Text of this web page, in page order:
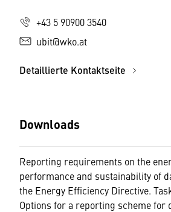
+43 5 90900 3540
ubit@wko.at
Detaillierte Kontaktseite
Downloads
Reporting requirements on the
performance and sustainability of
the Energy Efficiency Directive.
Options for a reporting scheme for